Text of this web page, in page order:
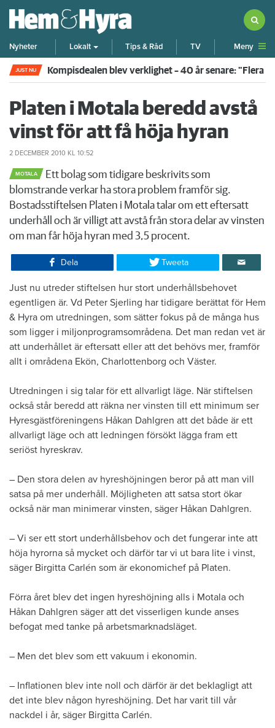
Nyheter Lokalt Tips & Råd TV Meny
JUST NU Kompisdealen blev verklighet – 40 år senare: "Flera
Platen i Motala beredd avstå
vinst för att få höja hyran
2 DECEMBER 2010 KL 10:52
MOTALA
Ett bolag som tidigare beskrivits som
blomstrande verkar ha stora problem framför sig.
Bostadsstiftelsen Platen i Motala talar om ett eftersatt
underhåll och är villigt att avstå från stora delar av vinsten
om man får höja hyran med 3,5 procent.
Dela Tweeta
​Just nu utreder stiftelsen hur stort underhållsbehovet
egentligen är. Vd Peter Sjerling har tidigare berättat för Hem
& Hyra om utredningen, som sätter fokus på de många hus
som ligger i miljonprogramsområdena. Det man redan vet är
att underhållet är eftersatt eller att det behövs mer, framför
allt i områdena Ekön, Charlottenborg och Väster.
Utredningen i sig talar för ett allvarligt läge. När stiftelsen
också står beredd att räkna ner vinsten till ett minimum ser
Hyresgästföreningens Håkan Dahlgren att det både är ett
allvarligt läge och att ledningen försökt lägga fram ett
seriöst hyreskrav.
– Den stora delen av hyreshöjningen beror på att man vill
satsa på mer underhåll. Möjligheten att satsa stort ökar
också när man minimerar vinsten, säger Håkan Dahlgren.
– Vi ser ett stort underhållsbehov och det fungerar inte att
höja hyrorna så mycket och därför tar vi ut bara lite i vinst,
säger Birgitta Carlén som är ekonomichef på Platen.
Förra året blev det ingen hyreshöjning alls i Motala och
Håkan Dahlgren säger att det visserligen kunde anses
befogat med tanke på arbetsmarknadsläget.
– Men det blev som ett vakuum i ekonomin.
– Inflationen blev inte noll och därför är det beklagligt att
det inte blev någon hyreshöjning. Det har varit till vår
nackdel i år, säger Birgitta Carlén.